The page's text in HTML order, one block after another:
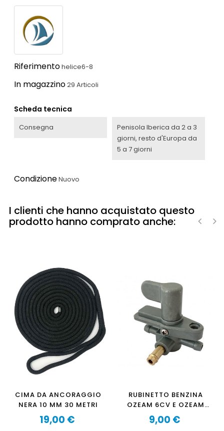
Riferimentohelice6-8
In magazzino29 Articoli
Scheda tecnica
Consegna
Penisola Iberica da 2 a 3
giorni, resto d'Europa da
5 a 7 giorni
CondizioneNuovo
I clienti che hanno acquistato questo
prodotto hanno comprato anche:
CIMA DA ANCORAGGIO
NERA 10 MM 30 METRI
Prezzo
19,00 €
RUBINETTO BENZINA
OZEAM 6CV E OZEAM
8CV
Prezzo
9,00 €